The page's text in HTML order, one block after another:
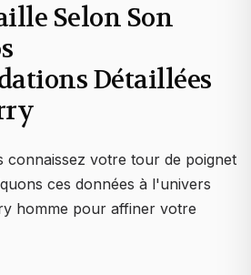
Selon Son
Détaillées
connaissez votre tour de poignet
ces données à l'univers
homme pour affiner votre